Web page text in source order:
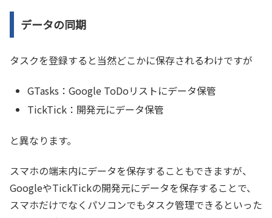
データの同期
タスクを登録すると当然どこかに保存されるわけですが
GTasks：Google ToDoリストにデータ保管
TickTick：開発元にデータ保管
と異なります。
スマホの端末内にデータを保存することもできますが、
GoogleやTickTickの開発元にデータを保存することで、
スマホだけでなくパソコンでもタスク管理できるといった